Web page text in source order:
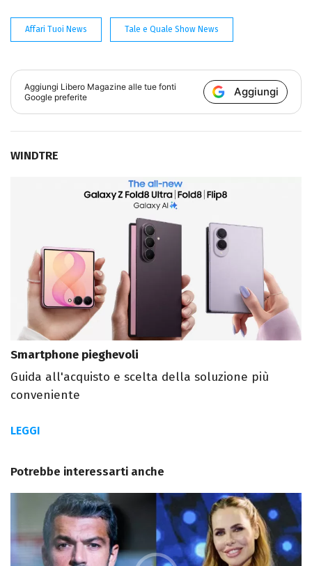
Affari Tuoi News Tale e Quale Show News
Aggiungi Libero Magazine alle tue fonti
Google preferite
Aggiungi
WINDTRE
Smartphone pieghevoli
Guida all'acquisto e scelta della soluzione più
conveniente
LEGGI
Potrebbe interessarti anche